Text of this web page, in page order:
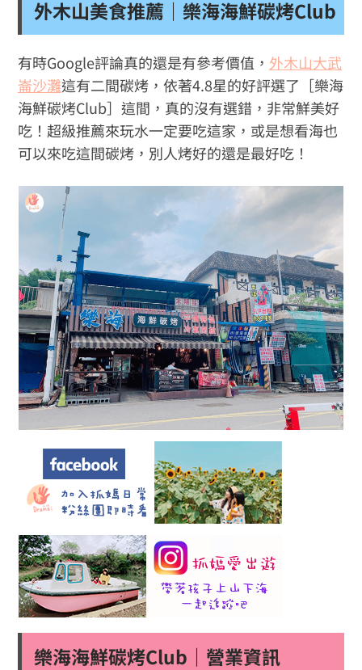
外木山美食推薦｜樂海海鮮碳烤Club
有時Google評論真的還是有參考價值， 外木山大武
崙沙灘這有二間碳烤，依著4.8星的好評選了［樂海
海鮮碳烤Club］這間，真的沒有選錯，非常鮮美好
吃！超級推薦來玩水一定要吃這家，或是想看海也
可以來吃這間碳烤，別人烤好的還是最好吃！
樂海海鮮碳烤Club｜營業資訊